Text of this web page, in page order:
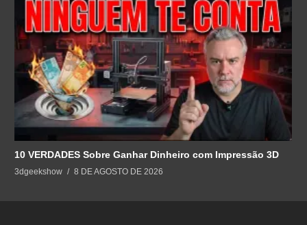
10 VERDADES Sobre Ganhar Dinheiro com Impressão 3D
3dgeekshow 8 DE AGOSTO DE 2026